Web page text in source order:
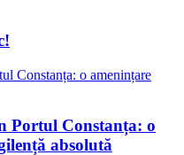
Portul Constanța: o
absolută